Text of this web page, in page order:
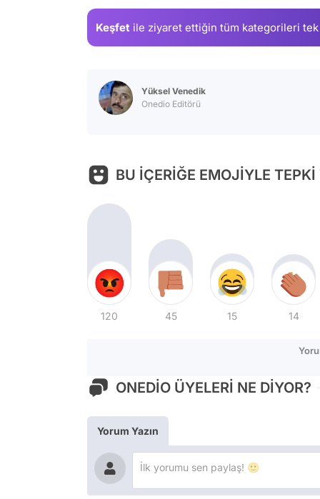
Keşfet ile ziyaret ettiğin tüm kategorileri tek
Yüksel Venedik
Onedio Editörü
BU İÇERİĞE EMOJİYLE TEPKİ
120 45 15 14
ONEDİO ÜYELERİ NE DİYOR?
Yorum Yazın